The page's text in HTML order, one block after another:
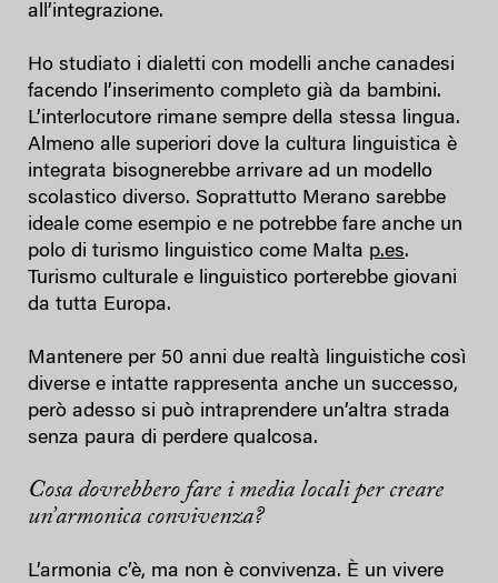
all’integrazione.
Ho studiato i dialetti con modelli anche canadesi
facendo l’inserimento completo già da bambini.
L’interlocutore rimane sempre della stessa lingua.
Almeno alle superiori dove la cultura linguistica è
integrata bisognerebbe arrivare ad un modello
scolastico diverso. Soprattutto Merano sarebbe
ideale come esempio e ne potrebbe fare anche un
polo di turismo linguistico come Malta p.es.
Turismo culturale e linguistico porterebbe giovani
da tutta Europa.
Mantenere per 50 anni due realtà linguistiche così
diverse e intatte rappresenta anche un successo,
però adesso si può intraprendere un’altra strada
senza paura di perdere qualcosa.
Cosa dovrebbero fare i media locali per creare
un’armonica convivenza?
L’armonia c’è, ma non è convivenza. È un vivere